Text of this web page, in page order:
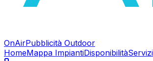
OnAirPubblicità Outdoor
HomeMappa ImpiantiDisponibilitàServizi